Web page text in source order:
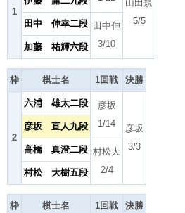
1
山田規
5/5
田中 伸幸二段 田中伸
3/10
加藤 祐輝六段
枠 棋士名 1回戦 決勝
2
六浦 雄太二段
彦坂
1/14
彦坂
3/3
彦坂 直人九段
高橋 真澄二段 村松大
2/4
村松 大樹五段
枠 棋士名 1回戦 決勝